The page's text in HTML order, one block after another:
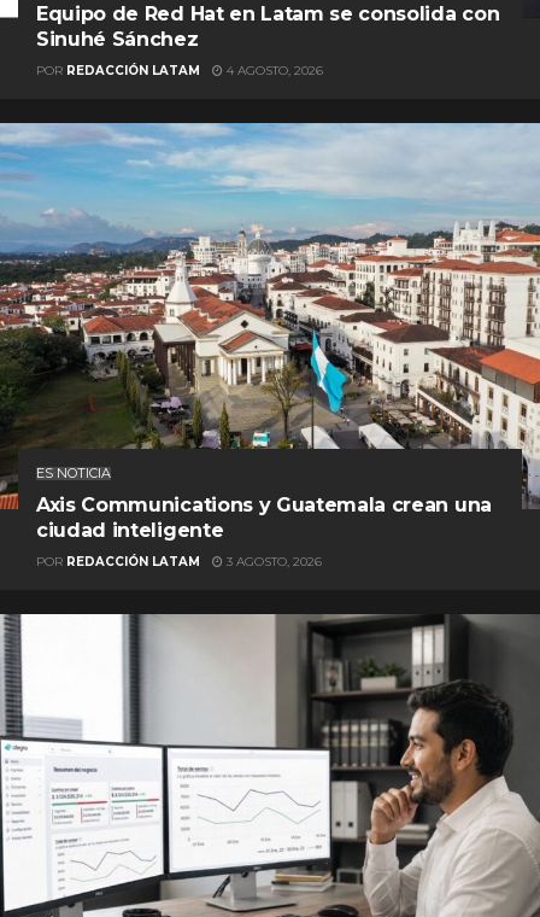
Equipo de Red Hat en Latam se consolida con
Sinuhé Sánchez
POR REDACCIÓN LATAM 4 AGOSTO, 2026
ES NOTICIA
Axis Communications y Guatemala crean una
ciudad inteligente
POR REDACCIÓN LATAM 3 AGOSTO, 2026